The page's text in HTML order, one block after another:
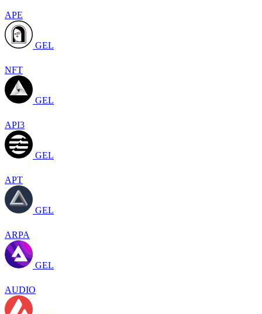
APE
GEL
NFT
GEL
API3
GEL
APT
GEL
ARPA
GEL
AUDIO